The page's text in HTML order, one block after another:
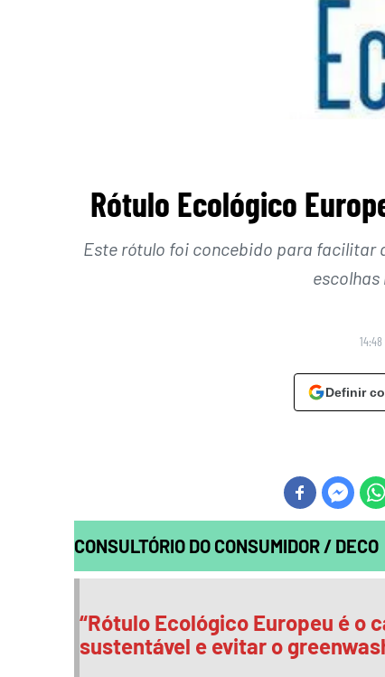
Rótulo Ecológico
Este rótulo foi concebido para facilitar
escolhas
Definir
CONSULTÓRIO DO CONSUMIDOR / DECO
“Rótulo Ecológico Europeu é o
sustentável e evitar o